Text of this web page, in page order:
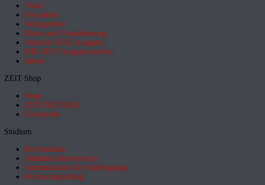
Video
Newsletter
Schlagzeilen
Daten und Visualisierung
Aktuelle ZEIT-Ausgabe
DIE ZEIT Ausgabenarchiv
Spiele
ZEIT Shop
Shop
ZEIT BÜCHER
Geschenke
Studium
HeyStudium
Studium-Interessentest
Suchmaschine für Studiengänge
Hochschulranking